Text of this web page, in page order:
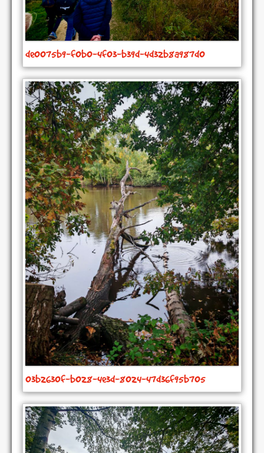
de0075b9-f0b0-4f03-b39d-4d32b8a987d0
03b2630f-b028-4e3d-8024-47d36f95b705